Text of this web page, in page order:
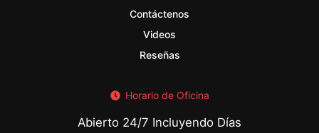
Contáctenos
Videos
Reseñas
Horario de Oficina
Abierto 24/7 Incluyendo Días